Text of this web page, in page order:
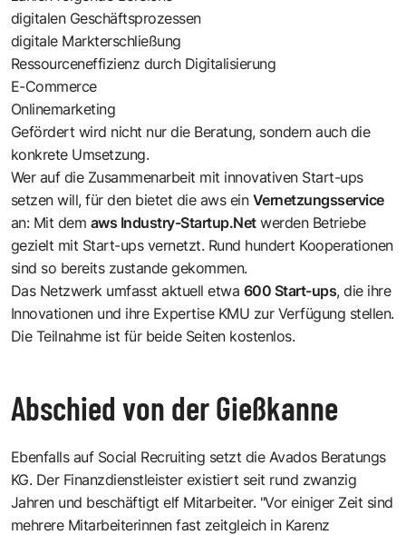
digitalen Geschäftsprozessen
digitale Markterschließung
Ressourceneffizienz durch Digitalisierung
E-Commerce
Onlinemarketing
Gefördert wird nicht nur die Beratung, sondern auch die
konkrete Umsetzung.
Wer auf die Zusammenarbeit mit innovativen Start-ups
setzen will, für den bietet die aws ein Vernetzungsservice
an: Mit dem aws Industry-Startup.Net werden Betriebe
gezielt mit Start-ups vernetzt. Rund hundert Kooperationen
sind so bereits zustande gekommen.
Das Netzwerk umfasst aktuell etwa 600 Start-ups, die ihre
Innovationen und ihre Expertise KMU zur Verfügung stellen.
Die Teilnahme ist für beide Seiten kostenlos.
Abschied von der Gießkanne
Ebenfalls auf Social Recruiting setzt die Avados Beratungs
KG. Der Finanzdienstleister existiert seit rund zwanzig
Jahren und beschäftigt elf Mitarbeiter. "Vor einiger Zeit sind
mehrere Mitarbeiterinnen fast zeitgleich in Karenz